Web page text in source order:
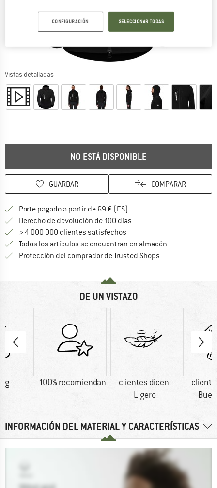
Vistas detalladas
NO ESTÁ DISPONIBLE
GUARDAR COMPARAR
Porte pagado a partir de 69 € (ES)
Derecho de devolución de 100 días
> 4 000 000 clientes satisfechos
Todos los artículos se encuentran en almacén
Protección del comprador de Trusted Shops
DE UN VISTAZO
g 100% recomiendan
clientes dicen:
Ligero
INFORMACIÓN DEL MATERIAL Y CARACTERÍSTICAS
CONFIGURACIÓN SELECCIONAR TODAS